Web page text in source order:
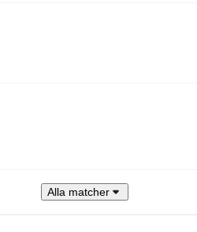
Alla matcher